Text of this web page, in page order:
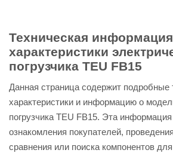
Техническая
характеристики
погрузчика TEU FB15
Данная страница содержит подробные
характеристики и информацию о
погрузчика TEU FB15. Эта
ознакомления покупателей,
сравнения или поиска компонентов